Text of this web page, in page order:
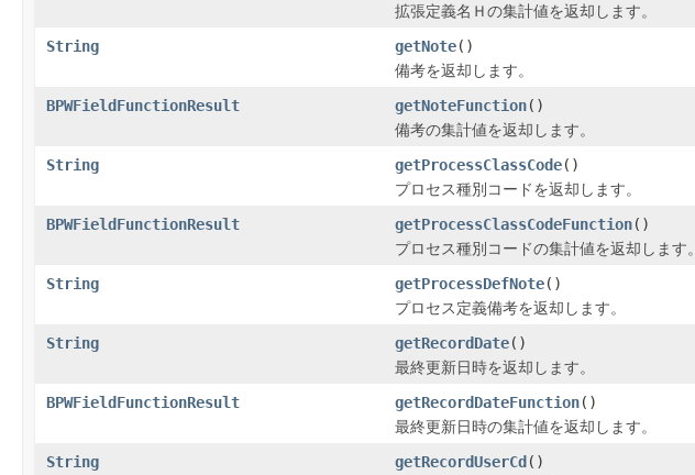
拡張定義名Ｈの集計値を返却します。
String
getNote()
備考を返却します。
BPWFieldFunctionResult
getNoteFunction()
備考の集計値を返却します。
String
getProcessClassCode()
プロセス種別コードを返却します。
BPWFieldFunctionResult
getProcessClassCodeFunction()
プロセス種別コードの集計値を返却します。
String
getProcessDefNote()
プロセス定義備考を返却します。
String
getRecordDate()
最終更新日時を返却します。
BPWFieldFunctionResult
getRecordDateFunction()
最終更新日時の集計値を返却します。
String
getRecordUserCd()